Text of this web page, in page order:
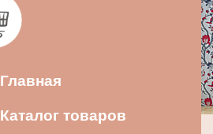
Главная
Каталог товаров